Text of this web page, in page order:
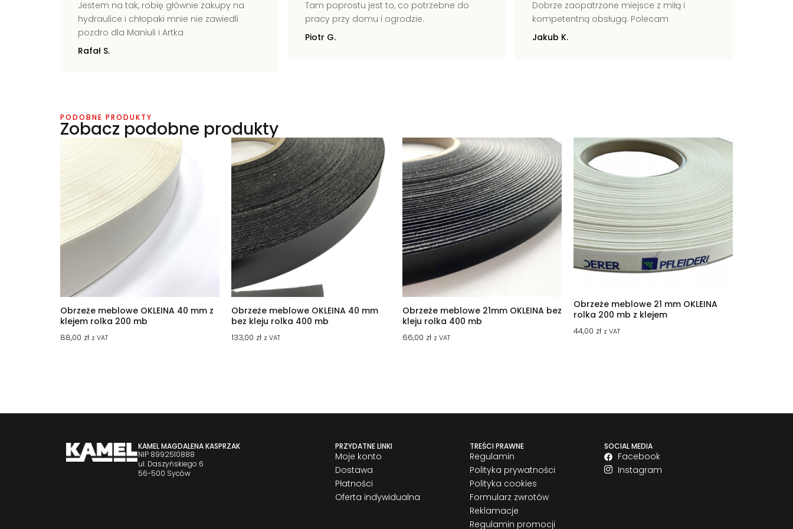
Jestem na tak, robię głównie zakupy na
hydraulice i chłopaki mnie nie zawiedli
pozdro dla Maniuli i Artka
Rafał S.
Tam poprostu jest to, co potrzebne do
pracy przy domu i ogrodzie.
Piotr G.
Dobrze zaopatrzone miejsce z miłą i
kompetentną obsługą. Polecam
Jakub K.
PODOBNE PRODUKTY
Zobacz podobne produkty
Obrzeże meblowe OKLEINA 40 mm z
klejem rolka 200 mb
88,00 zł z VAT
Obrzeże meblowe OKLEINA 40 mm
bez kleju rolka 400 mb
133,00 zł z VAT
Obrzeże meblowe 21mm OKLEINA bez
kleju rolka 400 mb
66,00 zł z VAT
Obrzeże meblowe 21 mm OKLEINA
rolka 200 mb z klejem
44,00 zł z VAT
KAMEL MAGDALENA KASPRZAK
NIP 8992510888
ul. Daszyńskiego 6
56-500 Syców
PRZYDATNE LINKI
Moje konto
Dostawa
Płatności
Oferta indywidualna
TREŚCI PRAWNE
Regulamin
Polityka prywatności
Polityka cookies
Formularz zwrotów
Reklamacje
Regulamin promocji
SOCIAL MEDIA
Facebook
Instagram